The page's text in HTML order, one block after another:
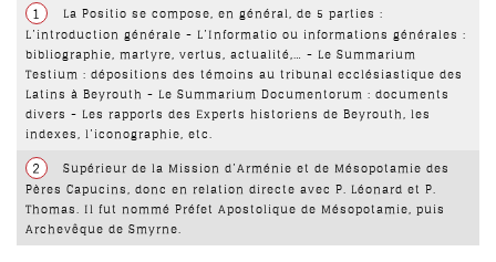
1
La Positio se compose, en général, de 5 parties :
L’introduction générale - L’Informatio ou informations générales :
bibliographie, martyre, vertus, actualité,… - Le Summarium
Testium : dépositions des témoins au tribunal ecclésiastique des
Latins à Beyrouth - Le Summarium Documentorum : documents
divers - Les rapports des Experts historiens de Beyrouth, les
indexes, l’iconographie, etc.
2
Supérieur de la Mission d’Arménie et de Mésopotamie des
Pères Capucins, donc en relation directe avec P. Léonard et P.
Thomas. Il fut nommé Préfet Apostolique de Mésopotamie, puis
Archevêque de Smyrne.